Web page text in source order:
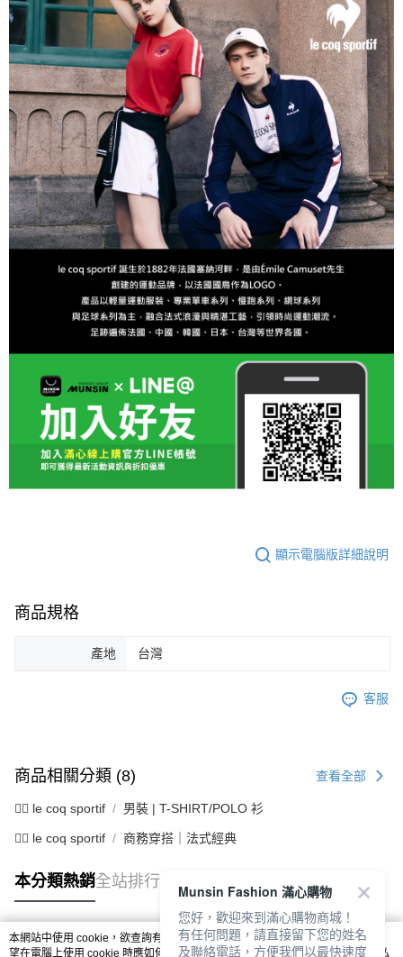
顯示電腦版詳細說明
商品規格
產地 台灣
客服
商品相關分類 (8) 查看全部
🚴‍♂️ le coq sportif 男裝 | T-SHIRT/POLO 衫
🚴‍♂️ le coq sportif 商務穿搭｜法式經典
本分類熱銷全站排行
熱門標籤
本網站中使用 cookie，欲查詢有關本網站使用 cookie 方式之詳情，及若您不希
望在電腦上使用 cookie 時應如何變更電腦的 cookie 設定，請參閱本網站「
隱私
Munsin Fashion 滿心購物
您好，歡迎來到滿心購物商城！
有任何問題，請直接留下您的姓名
及聯絡電話，方便我們以最快速度